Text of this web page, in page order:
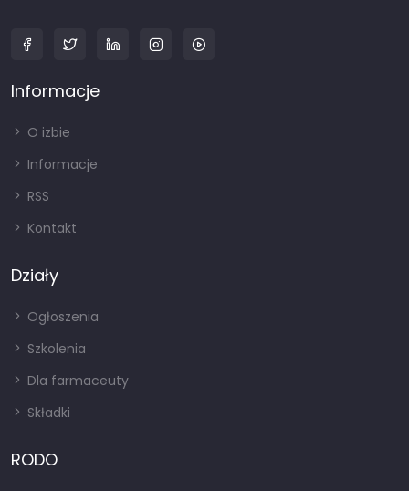
Informacje
O izbie
Informacje
RSS
Kontakt
Działy
Ogłoszenia
Szkolenia
Dla farmaceuty
Składki
RODO